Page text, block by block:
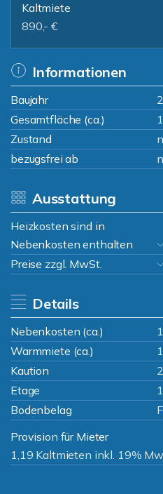
Kaltmiete
890,- €
Informationen
Baujahr
Gesamtfläche (ca.)
Zustand
bezugsfrei ab
Ausstattung
Heizkosten sind in
Nebenkosten enthalten
Preise zzgl. MwSt.
Details
Nebenkosten (ca.)
Warmmiete (ca.)
Kaution
Etage
1
Bodenbelag
Provision für Mieter
1,19 Kaltmieten inkl. 19%